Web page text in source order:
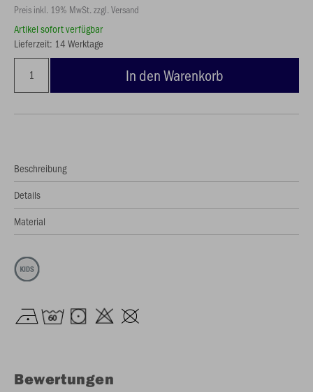
Preis inkl. 19% MwSt. zzgl. Versand
Artikel sofort verfügbar
Lieferzeit: 14 Werktage
In den Warenkorb
Beschreibung
Details
Material
Bewertungen